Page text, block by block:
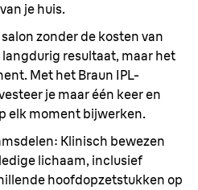
je huis.
zonder de kosten van
langdurig resultaat, maar het
Met het Braun IPL-
je maar één keer en
elk moment bijwerken.
Klinisch bewezen
lichaam, inclusief
hoofdopzetstukken op